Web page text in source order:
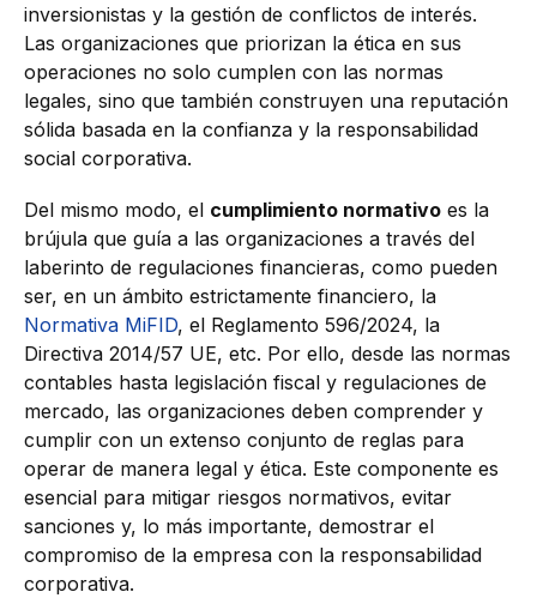
inversionistas y la gestión de conflictos de interés.
Las organizaciones que priorizan la ética en sus
operaciones no solo cumplen con las normas
legales, sino que también construyen una reputación
sólida basada en la confianza y la responsabilidad
social corporativa.
Del mismo modo, el cumplimiento normativo es la
brújula que guía a las organizaciones a través del
laberinto de regulaciones financieras, como pueden
ser, en un ámbito estrictamente financiero, la
Normativa MiFID, el Reglamento 596/2024, la
Directiva 2014/57 UE, etc. Por ello, desde las normas
contables hasta legislación fiscal y regulaciones de
mercado, las organizaciones deben comprender y
cumplir con un extenso conjunto de reglas para
operar de manera legal y ética. Este componente es
esencial para mitigar riesgos normativos, evitar
sanciones y, lo más importante, demostrar el
compromiso de la empresa con la responsabilidad
corporativa.